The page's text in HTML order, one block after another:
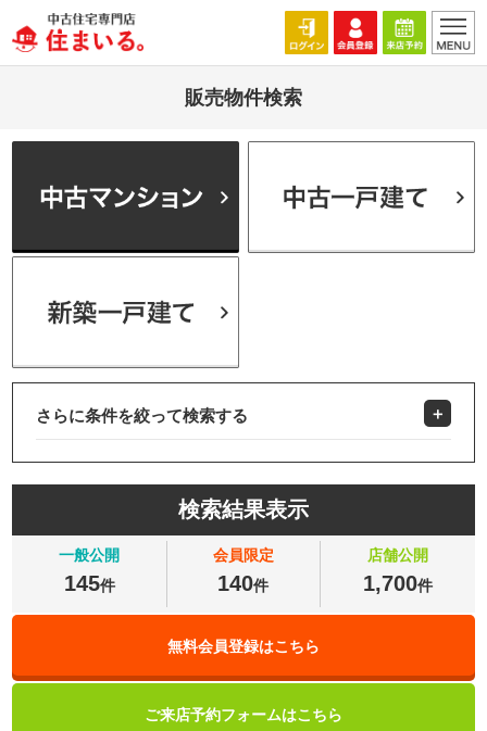
販売物件検索
さらに条件を絞って検索する
検索結果表示
一般公開
145件
会員限定
140件
店舗公開
1,700件
無料会員登録はこちら
ご来店予約フォームはこちら